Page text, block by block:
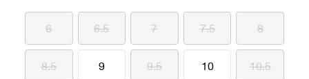
6 6.5 7 7.5 8
8.5 9 9.5 10 10.5